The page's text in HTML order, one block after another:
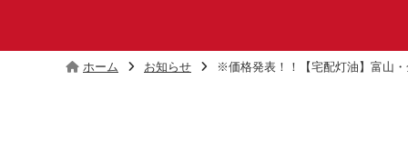
ホーム お知らせ ※価格発表！！【宅配灯油】富山